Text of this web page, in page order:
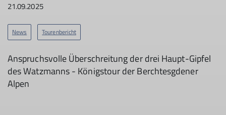
21.09.2025
News Tourenbericht
Anspruchsvolle Überschreitung der drei Haupt-Gipfel
des Watzmanns - Königstour der Berchtesgdener
Alpen